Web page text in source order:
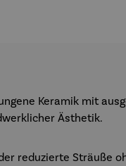
Keramik mit
Ästhetik.
reduzierte Sträuße